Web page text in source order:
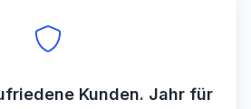
Kunden. Jahr für